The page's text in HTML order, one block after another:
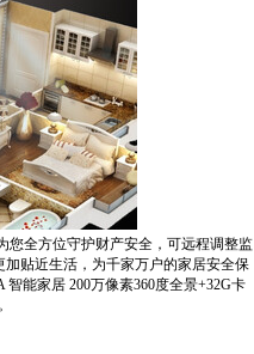
您全方位守护财产安全，可远程调整监
贴近生活，为千家万户的家居安全保
智能家居 200万像素360度全景+32G卡
。